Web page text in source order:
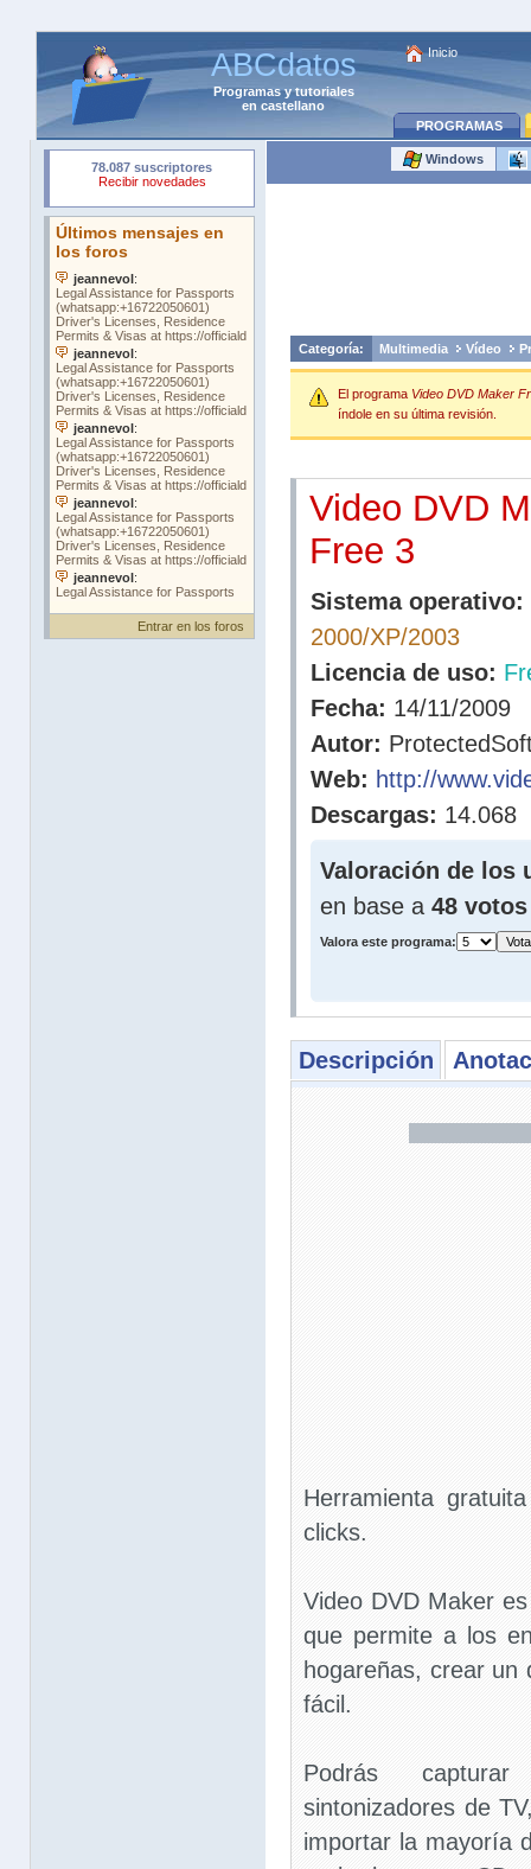
ABCdatos
Programasytutoriales
en castellano
Inicio
PROGRAMAS
Entrar en los foros
Windows
Categoría: Multimedia Vídeo
El programa Video DVD Maker
índole en su última revisión.
Video DVD
Free 3
Sistema operativo:
2000/XP/2003
Licencia de uso:
Fecha: 14/11/2009
Autor:
Web: http://
Descargas: 14.068
Valoración de los
en base a 48 votos
Valora este programa:
Descripción
Herramienta
clicks.
Video DVD Maker
que permite a los
hogareñas, crear un
fácil.
Podrás
sintonizadores de
importar la mayoría